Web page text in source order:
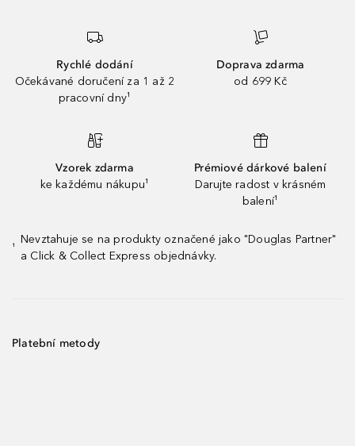
Rychlé dodání
Očekávané doručení za 1 až 2
pracovní dny¹
Doprava zdarma
od 699 Kč
Vzorek zdarma
ke každému nákupu¹
Prémiové dárkové balení
Darujte radost v krásném
balení¹
¹
Nevztahuje se na produkty označené jako "Douglas Partner"
a Click & Collect Express objednávky.
Platební metody